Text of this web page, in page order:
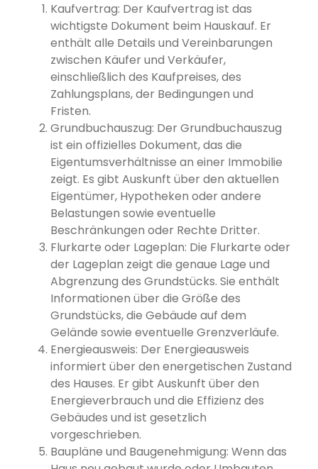
Kaufvertrag: Der Kaufvertrag ist das
wichtigste Dokument beim Hauskauf. Er
enthält alle Details und Vereinbarungen
zwischen Käufer und Verkäufer,
einschließlich des Kaufpreises, des
Zahlungsplans, der Bedingungen und
Fristen.
Grundbuchauszug: Der Grundbuchauszug
ist ein offizielles Dokument, das die
Eigentumsverhältnisse an einer Immobilie
zeigt. Es gibt Auskunft über den aktuellen
Eigentümer, Hypotheken oder andere
Belastungen sowie eventuelle
Beschränkungen oder Rechte Dritter.
Flurkarte oder Lageplan: Die Flurkarte oder
der Lageplan zeigt die genaue Lage und
Abgrenzung des Grundstücks. Sie enthält
Informationen über die Größe des
Grundstücks, die Gebäude auf dem
Gelände sowie eventuelle Grenzverläufe.
Energieausweis: Der Energieausweis
informiert über den energetischen Zustand
des Hauses. Er gibt Auskunft über den
Energieverbrauch und die Effizienz des
Gebäudes und ist gesetzlich
vorgeschrieben.
Baupläne und Baugenehmigung: Wenn das